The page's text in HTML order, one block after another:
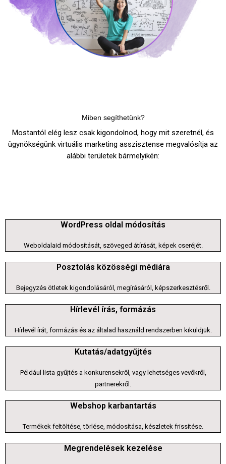
Miben segíthetünk?
Mostantól elég lesz csak kigondolnod, hogy mit szeretnél, és
ügynökségünk virtuális marketing asszisztense megvalósítja az
alábbi területek bármelyikén:
WordPress oldal módosítás
Weboldalaid módosítását, szöveged átírását, képek cseréjét.
Posztolás közösségi médiára
Bejegyzés ötletek kigondolásáról, megírásáról, képszerkesztésről.
Hírlevél írás, formázás
Hírlevél írát, formázás és az általad használd rendszerben kiküldjük.
Kutatás/adatgyűjtés
Például lista gyűjtés a konkurensekről, vagy lehetséges vevőkről,
partnerekről.
Webshop karbantartás
Termékek feltöltése, törlése, módosítása, készletek frissítése.
Megrendelések kezelése